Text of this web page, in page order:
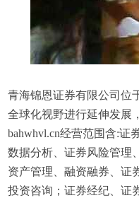
青海锦恩证券有限公司位
全球化视野进行延伸发展
bahwhvl.cn经营范围含:证
数据分析、证券风险管理
资产管理、融资融券、证
投资咨询；证券经纪、证